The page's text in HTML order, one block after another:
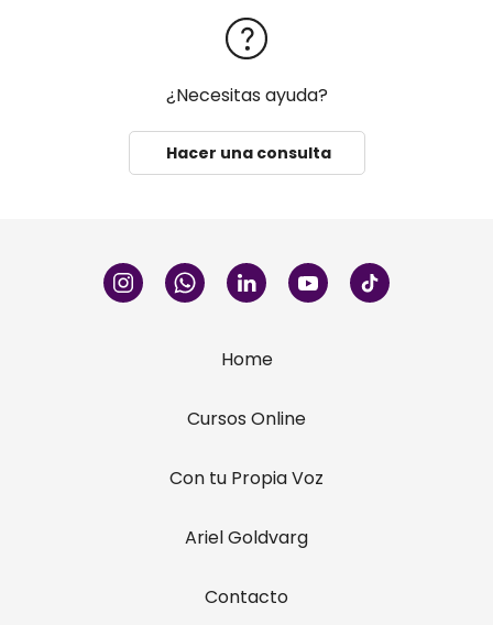
¿Necesitas ayuda?
Hacer una consulta
Home
Cursos Online
Con tu Propia Voz
Ariel Goldvarg
Contacto